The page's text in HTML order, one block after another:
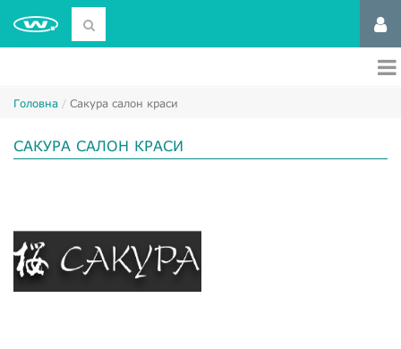
Головна Сакура салон краси
САКУРА САЛОН КРАСИ